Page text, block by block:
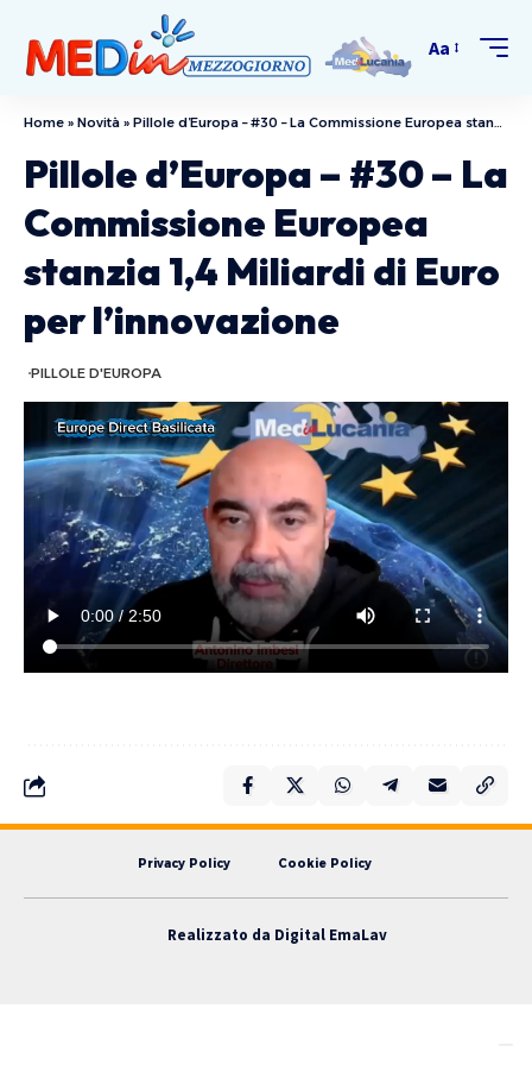
Aa
Home » Novità » Pillole d’Europa – #30 – La Commissione Europea stanzia 1,4 Miliardi di Euro per l’innovazione
Pillole d’Europa – #30 – La
Commissione Europea
stanzia 1,4 Miliardi di Euro
per l’innovazione
PILLOLE D'EUROPA
Privacy Policy Cookie Policy
Realizzato da Digital EmaLav